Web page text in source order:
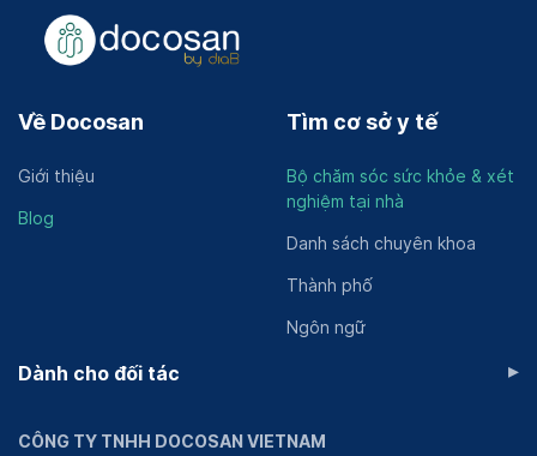
Về Docosan
Giới thiệu
Blog
Tìm cơ sở y tế
Bộ chăm sóc sức khỏe & xét
nghiệm tại nhà
Danh sách chuyên khoa
Thành phố
Ngôn ngữ
Dành cho đối tác ▸
CÔNG TY TNHH DOCOSAN VIETNAM